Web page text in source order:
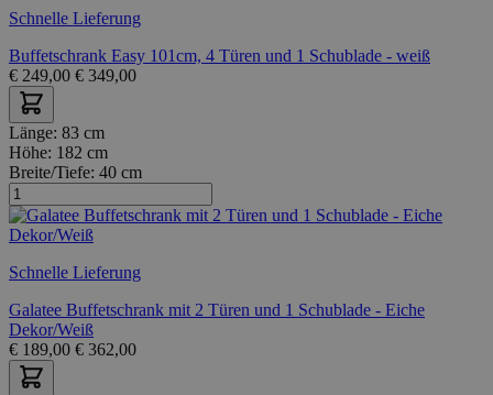
Schnelle Lieferung
Buffetschrank Easy 101cm, 4 Türen und 1 Schublade - weiß
€ 249,00 € 349,00
Länge: 83 cm
Höhe: 182 cm
Breite/Tiefe: 40 cm
Schnelle Lieferung
Galatee Buffetschrank mit 2 Türen und 1 Schublade - Eiche
Dekor/Weiß
€ 189,00 € 362,00